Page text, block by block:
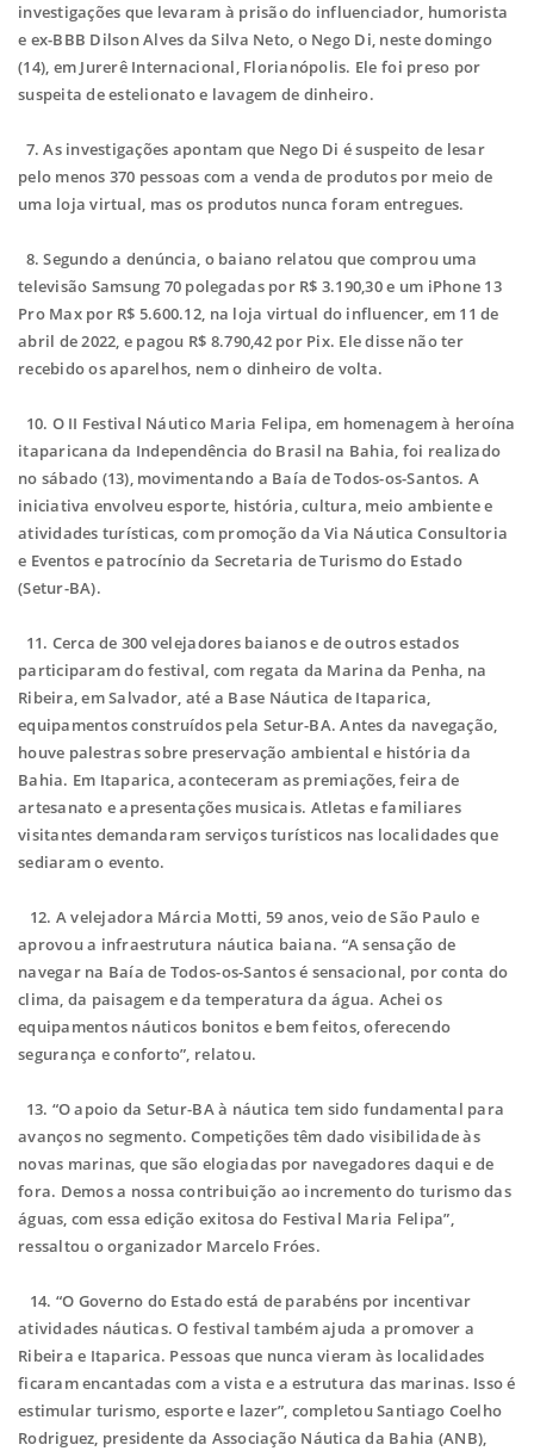
investigações que levaram à prisão do influenciador, humorista
e ex-BBB Dilson Alves da Silva Neto, o Nego Di, neste domingo
(14), em Jurerê Internacional, Florianópolis. Ele foi preso por
suspeita de estelionato e lavagem de dinheiro.
7. As investigações apontam que Nego Di é suspeito de lesar
pelo menos 370 pessoas com a venda de produtos por meio de
uma loja virtual, mas os produtos nunca foram entregues.
8. Segundo a denúncia, o baiano relatou que comprou uma
televisão Samsung 70 polegadas por R$ 3.190,30 e um iPhone 13
Pro Max por R$ 5.600.12, na loja virtual do influencer, em 11 de
abril de 2022, e pagou R$ 8.790,42 por Pix. Ele disse não ter
recebido os aparelhos, nem o dinheiro de volta.
10. O II Festival Náutico Maria Felipa, em homenagem à heroína
itaparicana da Independência do Brasil na Bahia, foi realizado
no sábado (13), movimentando a Baía de Todos-os-Santos. A
iniciativa envolveu esporte, história, cultura, meio ambiente e
atividades turísticas, com promoção da Via Náutica Consultoria
e Eventos e patrocínio da Secretaria de Turismo do Estado
(Setur-BA).
11. Cerca de 300 velejadores baianos e de outros estados
participaram do festival, com regata da Marina da Penha, na
Ribeira, em Salvador, até a Base Náutica de Itaparica,
equipamentos construídos pela Setur-BA. Antes da navegação,
houve palestras sobre preservação ambiental e história da
Bahia. Em Itaparica, aconteceram as premiações, feira de
artesanato e apresentações musicais. Atletas e familiares
visitantes demandaram serviços turísticos nas localidades que
sediaram o evento.
12. A velejadora Márcia Motti, 59 anos, veio de São Paulo e
aprovou a infraestrutura náutica baiana. “A sensação de
navegar na Baía de Todos-os-Santos é sensacional, por conta do
clima, da paisagem e da temperatura da água. Achei os
equipamentos náuticos bonitos e bem feitos, oferecendo
segurança e conforto”, relatou.
13. “O apoio da Setur-BA à náutica tem sido fundamental para
avanços no segmento. Competições têm dado visibilidade às
novas marinas, que são elogiadas por navegadores daqui e de
fora. Demos a nossa contribuição ao incremento do turismo das
águas, com essa edição exitosa do Festival Maria Felipa”,
ressaltou o organizador Marcelo Fróes.
14. “O Governo do Estado está de parabéns por incentivar
atividades náuticas. O festival também ajuda a promover a
Ribeira e Itaparica. Pessoas que nunca vieram às localidades
ficaram encantadas com a vista e a estrutura das marinas. Isso é
estimular turismo, esporte e lazer”, completou Santiago Coelho
Rodriguez, presidente da Associação Náutica da Bahia (ANB),